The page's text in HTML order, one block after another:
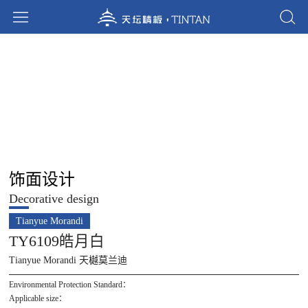
饰面设计
Decorative design
Tianyue Morandi
TY6109皓月白
Tianyue Morandi 天樾莫兰迪
Environmental Protection Standard：
Applicable size：